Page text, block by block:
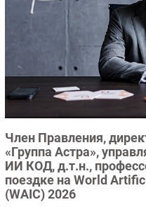
Член Правления,
«Группа Астра»,
ИИ КОД, д.т.н.,
поездке на World
(WAIC) 2026